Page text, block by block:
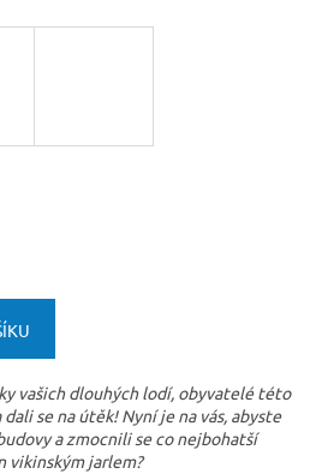
vašich dlouhých lodí, obyvatelé této
se na útěk! Nyní je na vás, abyste
a zmocnili se co nejbohatší
vikinským jarlem?